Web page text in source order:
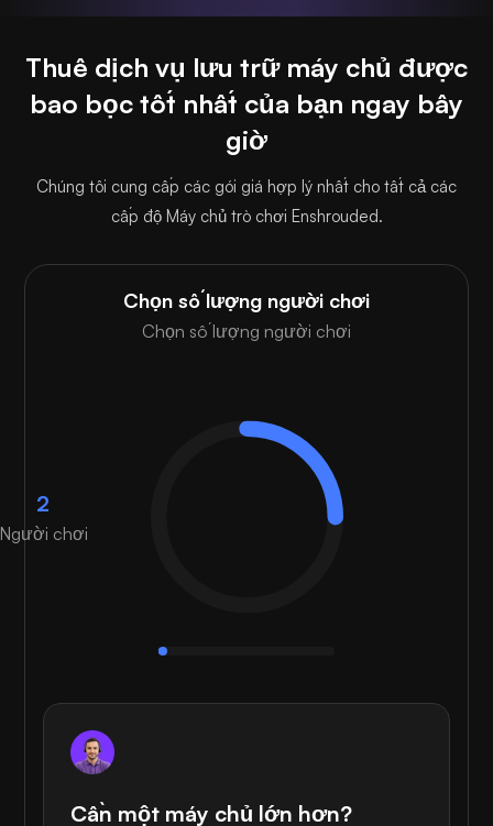
Thuê dịch vụ lưu trữ máy chủ được
bao bọc tốt nhất của bạn ngay bây
giờ
Chúng tôi cung cấp các gói giá hợp lý nhất cho tất cả các
cấp độ Máy chủ trò chơi Enshrouded.
Chọn số lượng người chơi
Chọn số lượng người chơi
2
chơi
Cần một máy chủ lớn hơn?